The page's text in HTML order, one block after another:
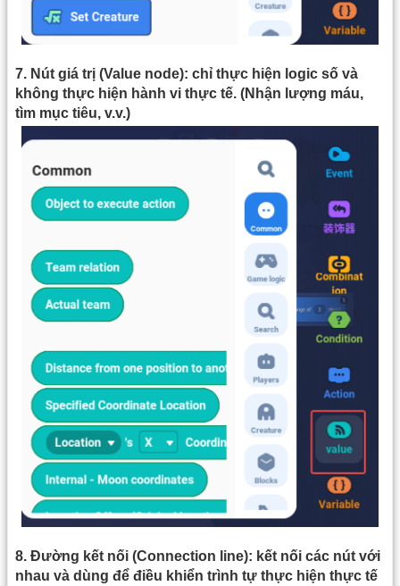
7. Nút giá trị (Value node): chỉ thực hiện logic số và
không thực hiện hành vi thực tế. (Nhận lượng máu,
tìm mục tiêu, v.v.)
8. Đường kết nối (Connection line): kết nối các nút với
nhau và dùng để điều khiển trình tự thực hiện thực tế